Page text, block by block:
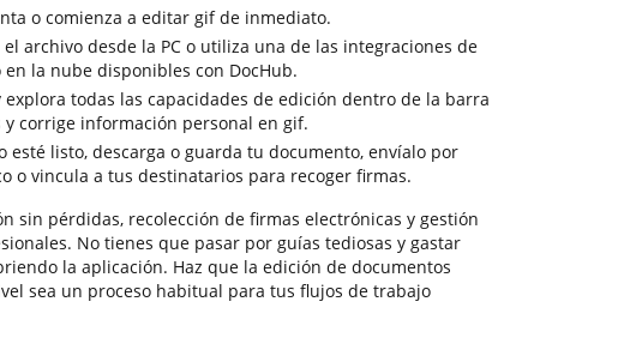
o comienza a editar gif de inmediato.
archivo desde la PC o utiliza una de las integraciones de
la nube disponibles con DocHub.
explora todas las capacidades de edición dentro de la barra
corrige información personal en gif.
esté listo, descarga o guarda tu documento, envíalo por
o vincula a tus destinatarios para recoger firmas.
sin pérdidas, recolección de firmas electrónicas y gestión
No tienes que pasar por guías tediosas y gastar
la aplicación. Haz que la edición de documentos
sea un proceso habitual para tus flujos de trabajo